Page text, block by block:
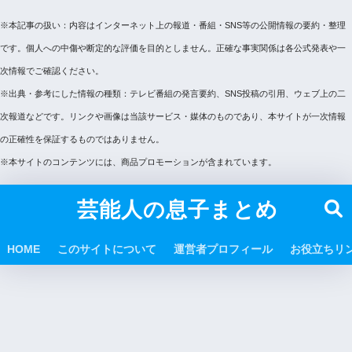
※本記事の扱い：内容はインターネット上の報道・番組・SNS等の公開情報の要約・整理
です。個人への中傷や断定的な評価を目的としません。正確な事実関係は各公式発表や一
次情報でご確認ください。
※出典・参考にした情報の種類：テレビ番組の発言要約、SNS投稿の引用、ウェブ上の二
次報道などです。リンクや画像は当該サービス・媒体のものであり、本サイトが一次情報
の正確性を保証するものではありません。
※本サイトのコンテンツには、商品プロモーションが含まれています。
芸能人の息子まとめ
HOME このサイトについて 運営者プロフィール お役立ちリ